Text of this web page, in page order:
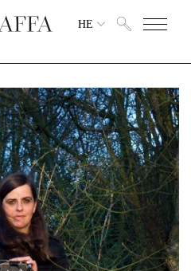
HE